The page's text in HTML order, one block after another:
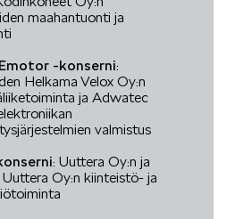
maahantuonti ja
-konserni:
Helkama Velox Oy:n
ja Adwatec
valmistus
: Uuttera Oy:n ja
Oy:n kiinteistö- ja